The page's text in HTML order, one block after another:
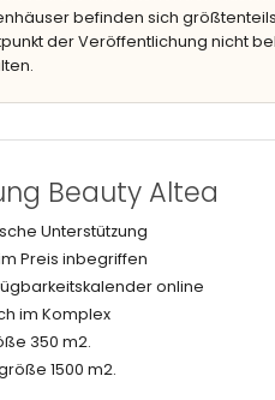
mit den Maßen 8m x 4m und einer
Rasen mit Gartenmöbeln,
Altea la Vieja (innerhalb von
oder Ufer: Mittelmeer (innerhalb
Playa la Olla (innerhalb von 4
Altea (innerhalb von 5
(innerhalb von 10 Kilometern vom
Alicante (innerhalb von
Flughafen: Valencia (> 100
befinden sich
der Veröffentlichung nicht
Beauty Altea
Unterstützung
Preis inbegriffen
online
im Komplex
350 m2.
1500 m2.